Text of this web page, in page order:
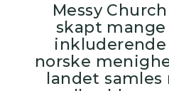
Messy
skapt
norske
landet